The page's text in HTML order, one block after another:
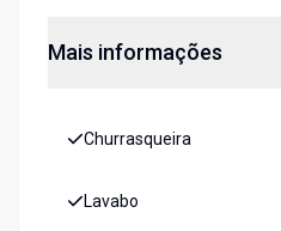
Mais informações
Churrasqueira
Lavabo